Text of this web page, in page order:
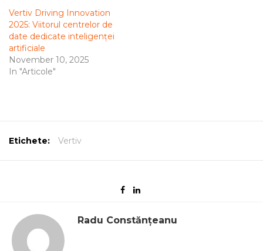
Vertiv Driving Innovation
2025: Viitorul centrelor de
date dedicate inteligenței
artificiale
November 10, 2025
In "Articole"
Etichete: Vertiv
Radu Constănțeanu